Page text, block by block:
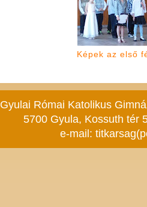
Képek az első
Gyulai Római Katolikus
5700 Gyula, Kossuth tér
e-mail: